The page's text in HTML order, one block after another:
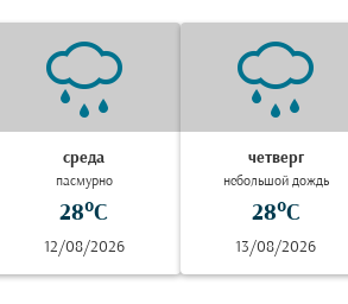
среда
пасмурно
28°C
12/08/2026
четверг
небольшой дождь
28°C
13/08/2026